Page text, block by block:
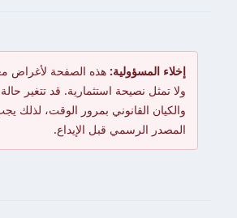
إخلاء المسؤولية: هذه الصفحة لأغراض
ولا تمثل نصيحة استثمارية. قد تتغير
والكيان القانوني بمرور الوقت، لذلك
المصدر الرسمي قبل الإيداع.